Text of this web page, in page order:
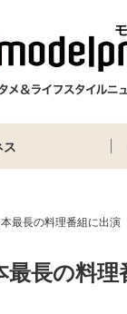
ス
最長の料理番組に出演
最長の料